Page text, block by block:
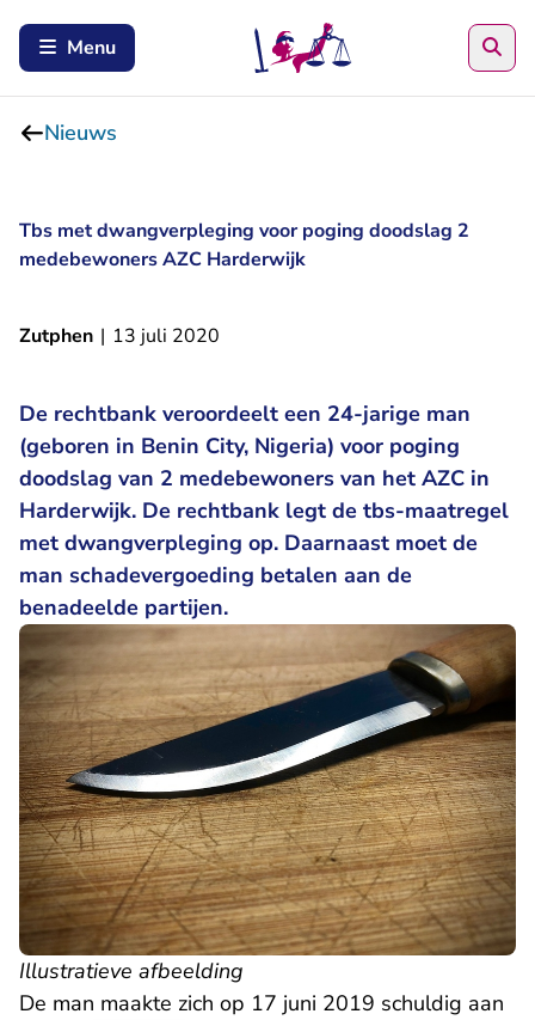
Menu
Nieuws
Tbs met dwangverpleging voor poging doodslag 2
medebewoners AZC Harderwijk
Zutphen | 13 juli 2020
De rechtbank veroordeelt een 24-jarige man
(geboren in Benin City, Nigeria) voor poging
doodslag van 2 medebewoners van het AZC in
Harderwijk. De rechtbank legt de tbs-maatregel
met dwangverpleging op. Daarnaast moet de
man schadevergoeding betalen aan de
benadeelde partijen.
Illustratieve afbeelding
De man maakte zich op 17 juni 2019 schuldig aan